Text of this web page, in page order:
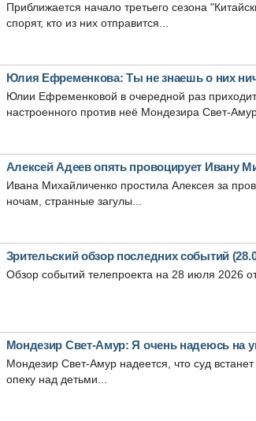
Приближается начало третьего сезона
спорят, кто из них отправится...
Юлия Ефременкова: Ты не знаешь о них
Юлии Ефременковой в очередной раз
настроенного против неё Мондезира Свет-
Алексей Адеев опять провоцирует Ивану
Ивана Михайличенко простила Алексея за
ночам, странные загулы...
Зрительский обзор последних событий
Обзор событий телепроекта на 28 июля 2026 от
Мондезир Свет-Амур: Я очень надеюсь на
Мондезир Свет-Амур надеется, что суд
опеку над детьми...